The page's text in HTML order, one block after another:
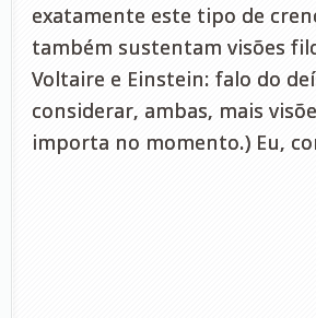
exatamente este tipo de
também sustentam visões
Voltaire e Einstein: falo do
considerar, ambas, mais
importa no momento.) Eu,